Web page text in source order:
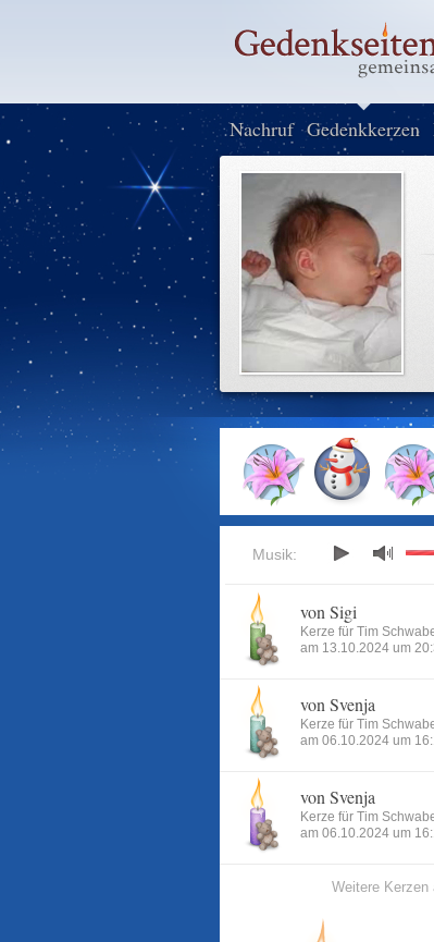
Nachruf Gedenkkerzen
Musik:
von Sigi
Kerze für Tim
am 13.10.2024 um
von Svenja
Kerze für Tim
am 06.10.2024 um
von Svenja
Kerze für Tim
am 06.10.2024 um
Weitere Kerzen